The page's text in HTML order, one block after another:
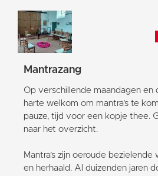
Mantrazang
Op verschillende maandagen en
harte welkom om mantra’s te
pauze, tijd voor een kopje thee.
naar het overzicht.
Mantra’s zijn oeroude
en herhaald. Al duizenden jaren